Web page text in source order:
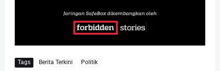
Tags Berita Terkini Politik